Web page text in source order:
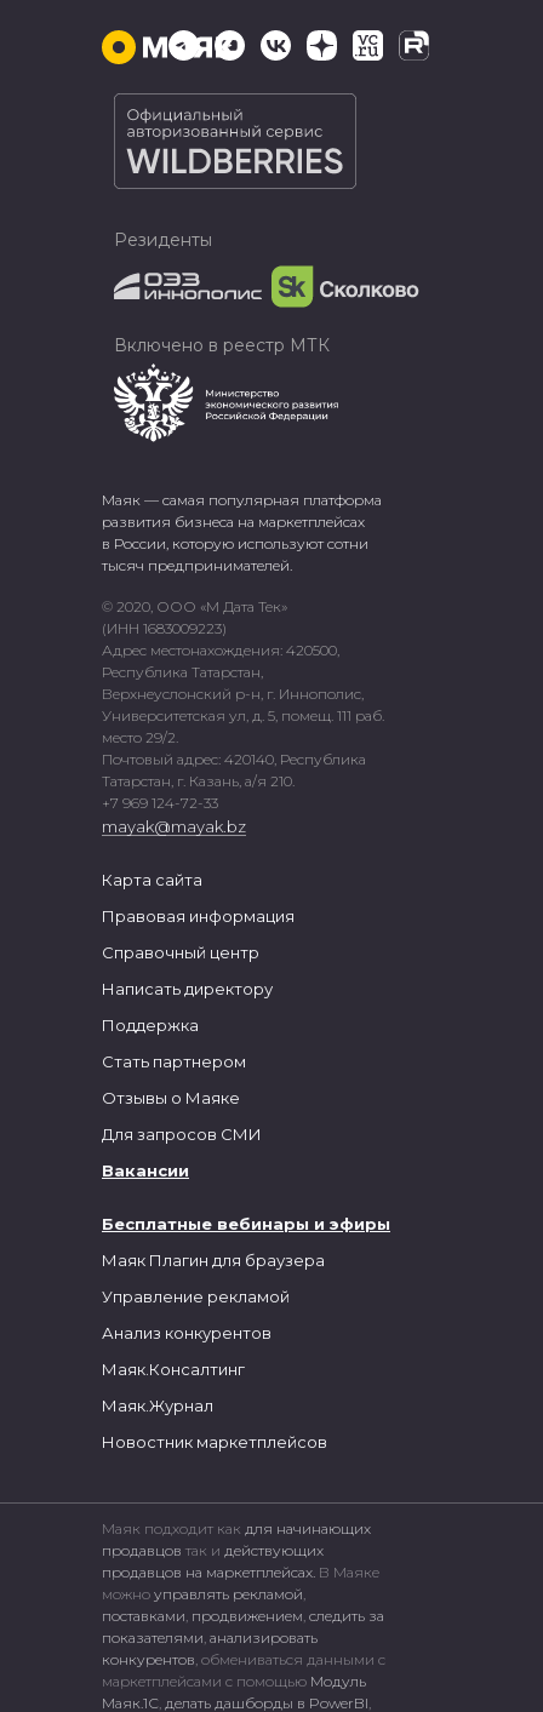
Маяк — самая популярная платформа
развития бизнеса на маркетплейсах
в России, которую используют сотни
тысяч предпринимателей.
© 2020, ООО «М Дата Тек»
(ИНН 1683009223)
Адрес местонахождения: 420500,
Республика Татарстан,
Верхнеуслонский р-н, г. Иннополис,
Университетская ул, д. 5, помещ. 111 раб.
место 29/2.
Почтовый адрес: 420140, Республика
Татарстан, г. Казань, а/я 210.
+7 969 124-72-33
mayak@mayak.bz
Бесплатные вебинары и эфиры
Маяк Плагин для браузера
Управление рекламой
Анализ конкурентов
Маяк.Консалтинг
Маяк.Журнал
Новостник маркетплейсов
Карта сайта
Правовая информация
Справочный центр
Написать директору
Поддержка
Стать партнером
Отзывы о Маяке
Для запросов СМИ
Вакансии
Резиденты
Включено в реестр МТК
Маяк подходит как для начинающих
продавцов так и действующих
продавцов на маркетплейсах. В Маяке
можно управлять рекламой,
поставками, продвижением, следить за
показателями, анализировать
конкурентов, обмениваться данными с
маркетплейсами c помощью Модуль
Маяк.1С, делать дашборды в PowerBI,